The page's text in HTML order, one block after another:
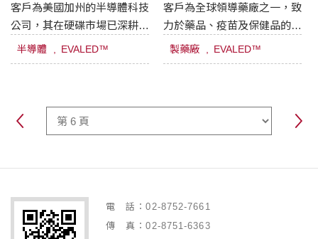
客戶為美國加州的半導體科技
公司，其在硬碟市場已深耕超
過30年且工廠遍佈全球。
半導體 EVALED™
客戶為全球領導藥廠之一，致
力於藥品、疫苗及保健品的研
究、開發及及製造。
製藥廠 EVALED™
電 話：02-8752-7661
傳 真：02-8751-6363